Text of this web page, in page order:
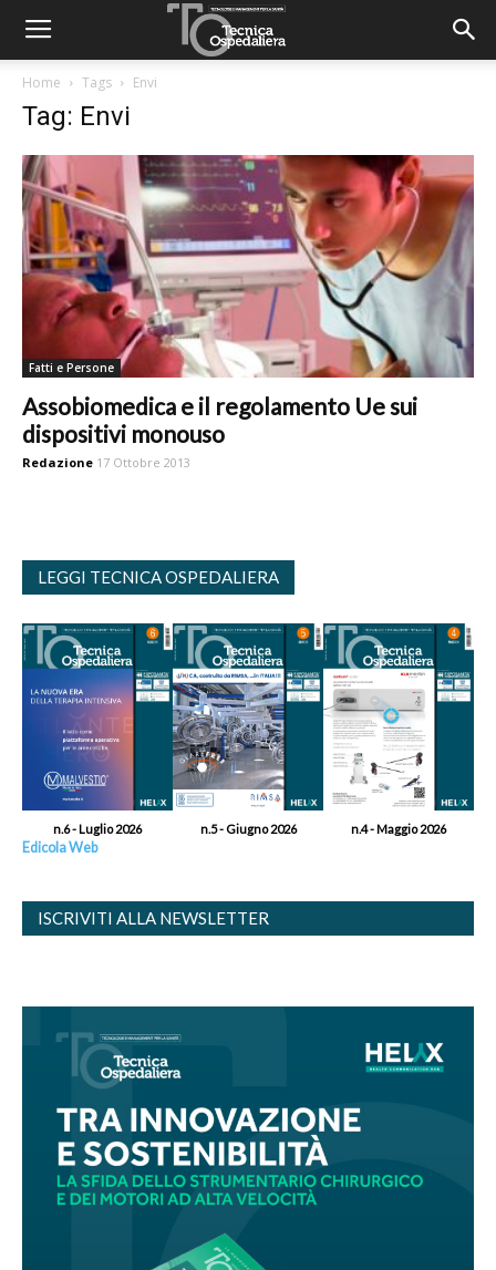
Home Tags Envi
Tag: Envi
Fatti e Persone
Assobiomedica e il regolamento Ue sui
dispositivi monouso
Redazione 17 Ottobre 2013
LEGGI TECNICA OSPEDALIERA
n.6 - Luglio 2026 n.5 - Giugno 2026 n.4 - Maggio 2026
Edicola Web
ISCRIVITI ALLA NEWSLETTER